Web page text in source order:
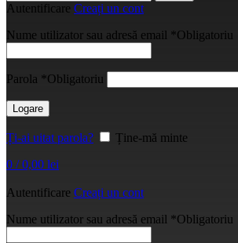
Autentificare Creați un cont
Nume utilizator sau adresă email *Obligatoriu
Parola *Obligatoriu
Logare
Ți-ai uitat parola?
Ține-mă minte
0 / 0,00 lei
Autentificare Creați un cont
Nume utilizator sau adresă email *Obligatoriu